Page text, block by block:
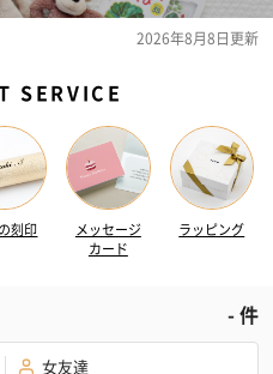
2026年8月8日更新
SERVICE
刻印
メッセージ
カード
ラッピング
-件
女友達